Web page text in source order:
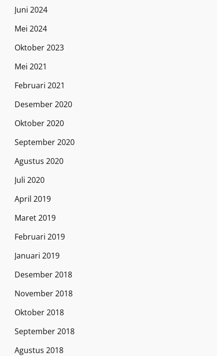
Juni 2024
Mei 2024
Oktober 2023
Mei 2021
Februari 2021
Desember 2020
Oktober 2020
September 2020
Agustus 2020
Juli 2020
April 2019
Maret 2019
Februari 2019
Januari 2019
Desember 2018
November 2018
Oktober 2018
September 2018
Agustus 2018